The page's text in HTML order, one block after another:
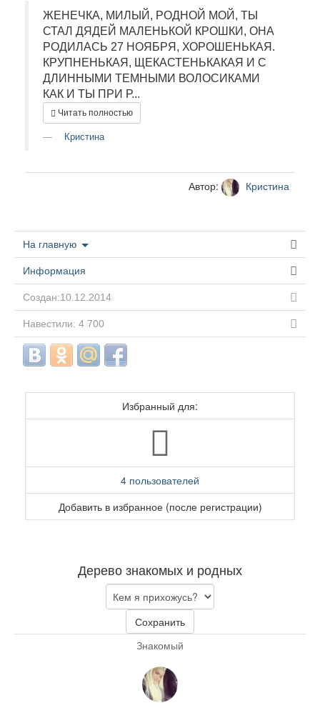
ЖЕНЕЧКА, МИЛЫЙ, РОДНОЙ МОЙ, ТЫ
СТАЛ ДЯДЕЙ МАЛЕНЬКОЙ КРОШКИ, ОНА
РОДИЛАСЬ 27 НОЯБРЯ, ХОРОШЕНЬКАЯ.
КРУПНЕНЬКАЯ, ЩЕКАСТЕНЬКАКАЯ И С
ДЛИННЫМИ ТЕМНЫМИ ВОЛОСИКАМИ
КАК И ТЫ ПРИ Р...
Читать полностью
Кристина
Автор: Кристина
На главную
Информация
Создан:10.12.2014
Навестили: 4 700
Избранный для:
4 пользователей
Добавить в избранное (после регистрации)
Дерево знакомых и родных
Сохранить
Знакомый